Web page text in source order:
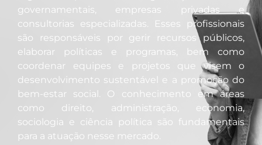
governamentais, empresas privadas e
consultorias especializadas. Esses profissionais
são responsáveis por gerir recursos públicos,
elaborar políticas e programas, bem como
coordenar equipes e projetos que visem o
desenvolvimento sustentável e a promoção do
bem-estar social. O conhecimento em áreas
como direito, administração, economia,
sociologia e ciência política são fundamentais
para a atuação nesse mercado.